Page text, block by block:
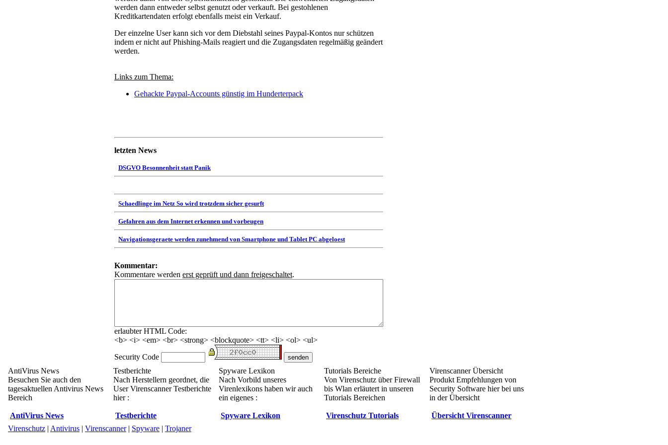
werden dann entweder selbst genutzt oder verkauft. Bei gestohlenen
Kreditkartendaten erfolgt ebenfalls meist ein Verkauf.
Der einzelne User kann sich vor dem Diebstahl seines Paypal-Kontos nur schützen
indem er nicht auf Phishing-Mails reagiert und die Zugangsdaten regelmäßig geändert
werden.
Links zum Thema:
Gehackte Paypal-Accounts günstig im Hunderterpack
letzten News
DSGVO Besonnenheit statt Panik
Schaedlinge im Netz So wird trotzdem sicher gesurft
Gefahren aus dem Internet erkennen und vorbeugen
Navigationsgeraete werden zunehmend von Smartphone und Tablet PC abgeloest
Kommentar:
Kommentare werden erst geprüft und dann freigeschaltet.
erlaubter HTML Code:
<b> <i> <em> <br> <strong> <blockquote> <tt> <li> <ol> <ul>
Security Code
AntiVirus News
Besuchen Sie auch den
tagesaktuellen Antivirus News
Bereich
AntiVirus News
Testberichte
Nach Herstellern geordnet, die
User Virenscanner Testberichte
hier :
Testberichte
Spyware Lexikon
Nach Vorbild unseres
Virenlexikons haben wir auch
ein eigenes :
Spyware Lexikon
Tutorials Bereiche
Von Virenschutz über Firewall
bis Wlan erläutert in unseren
Tutorials Bereichen
Virenschutz Tutorials
Virenscanner Übersicht
Produkt Empfehlungen von
Security Software hier bei uns
in der Übersicht
Übersicht Virenscanner
Virenschutz | Antivirus | Virenscanner| Spyware | Trojaner